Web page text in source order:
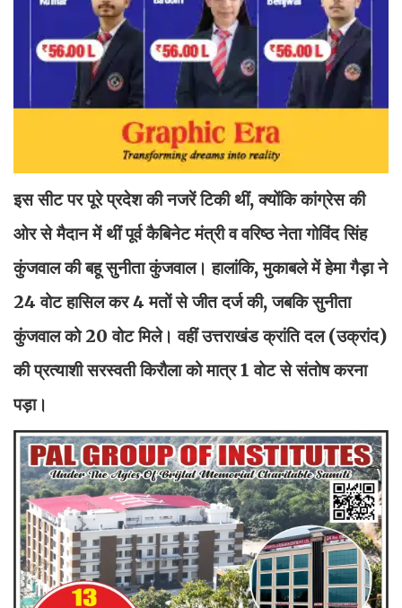
इस सीट पर पूरे प्रदेश की नजरें टिकी थीं, क्योंकि कांग्रेस की
ओर से मैदान में थीं पूर्व कैबिनेट मंत्री व वरिष्ठ नेता गोविंद सिंह
कुंजवाल की बहू सुनीता कुंजवाल। हालांकि, मुकाबले में हेमा गैड़ा ने
24 वोट हासिल कर 4 मतों से जीत दर्ज की, जबकि सुनीता
कुंजवाल को 20 वोट मिले। वहीं उत्तराखंड क्रांति दल (उक्रांद)
की प्रत्याशी सरस्वती किरौला को मात्र 1 वोट से संतोष करना
पड़ा।